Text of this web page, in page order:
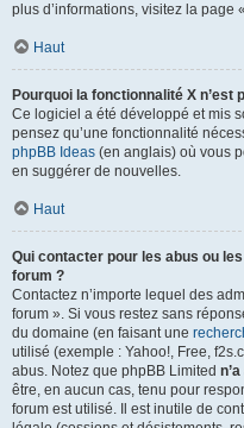
plus d’informations, visitez la page «
Haut
Pourquoi la fonctionnalité X n’est
Ce logiciel a été développé et mis
pensez qu’une fonctionnalité
phpBB Ideas (en anglais) où vous
en suggérer de nouvelles.
Haut
Qui contacter pour les abus ou
forum ?
Contactez n’importe lequel des
forum ». Si vous restez sans
du domaine (en faisant une
utilisé (exemple : Yahoo!, Free,
abus. Notez que phpBB Limited
être, en aucun cas, tenu pour
forum est utilisé. Il est inutile de